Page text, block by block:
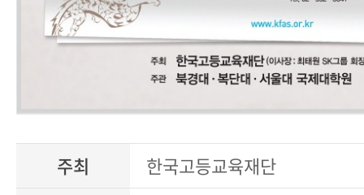
주최
한국고등교육재단